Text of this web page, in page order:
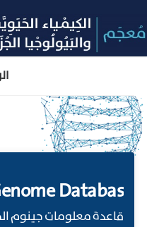
Databas
قاعدة معلومات جينوم